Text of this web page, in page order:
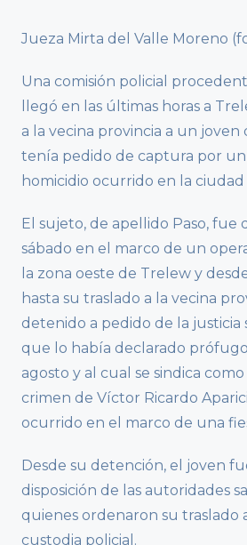
Jueza Mirta del Valle Moreno
Una comisión policial
llegó en las últimas horas a
a la vecina provincia a un joven
tenía pedido de captura por
homicidio ocurrido en la ciudad
El sujeto, de apellido Paso, fue
sábado en el marco de un
la zona oeste de Trelew y
hasta su traslado a la vecina
detenido a pedido de la justicia
que lo había declarado
agosto y al cual se sindica
crimen de Víctor Ricardo
ocurrido en el marco de una
Desde su detención, el joven
disposición de las autoridades
quienes ordenaron su traslado
custodia policial.